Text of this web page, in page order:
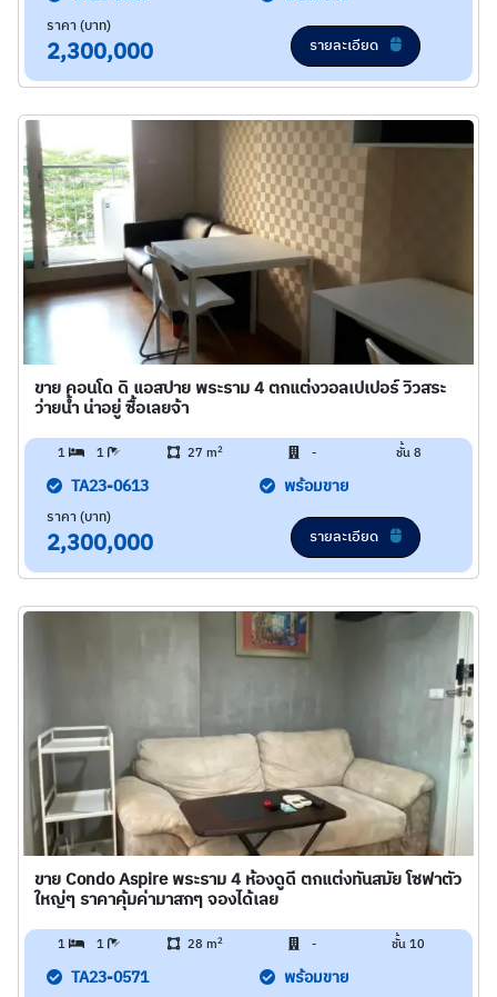
ราคา (บาท)
2,300,000 รายละเอียด
ขาย คอนโด ดิ แอสปาย พระราม 4 ตกแต่งวอลเปเปอร์ วิวสระ
ว่ายน้ำ น่าอยู่ ซื้อเลยจ้า
1 1 27 m2 - ชั้น 8
TA23-0613 พร้อมขาย
ราคา (บาท)
2,300,000 รายละเอียด
ขาย Condo Aspire พระราม 4 ห้องดูดี ตกแต่งทันสมัย โซฟาตัว
ใหญ่ๆ ราคาคุ้มค่ามาสกๆ จองได้เลย
1 1 28 m2 - ชั้น 10
TA23-0571 พร้อมขาย